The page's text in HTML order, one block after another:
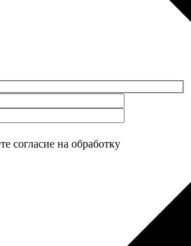
согласие на обработку